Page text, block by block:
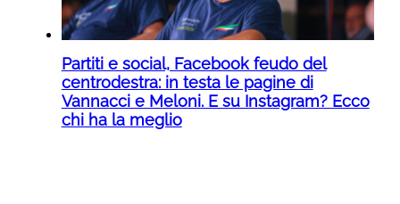
Partiti e social, Facebook feudo del
centrodestra: in testa le pagine di
Vannacci e Meloni. E su Instagram? Ecco
chi ha la meglio